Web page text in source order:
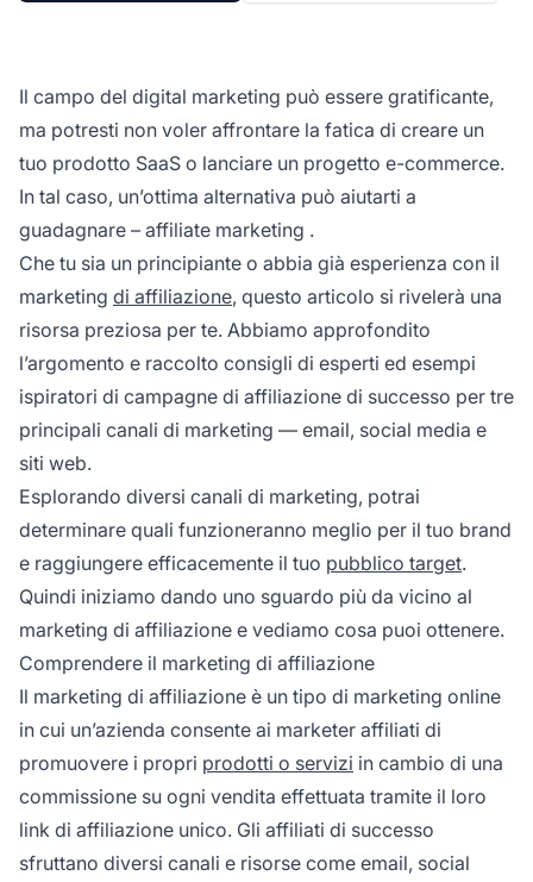
Il campo del digital marketing può essere gratificante,
ma potresti non voler affrontare la fatica di creare un
tuo prodotto SaaS o lanciare un progetto e-commerce.
In tal caso, un’ottima alternativa può aiutarti a
guadagnare – affiliate marketing .
Che tu sia un principiante o abbia già esperienza con il
marketing di affiliazione, questo articolo si rivelerà una
risorsa preziosa per te. Abbiamo approfondito
l’argomento e raccolto consigli di esperti ed esempi
ispiratori di campagne di affiliazione di successo per tre
principali canali di marketing — email, social media e
siti web.
Esplorando diversi canali di marketing, potrai
determinare quali funzioneranno meglio per il tuo brand
e raggiungere efficacemente il tuo pubblico target.
Quindi iniziamo dando uno sguardo più da vicino al
marketing di affiliazione e vediamo cosa puoi ottenere.
Comprendere il marketing di affiliazione
Il marketing di affiliazione è un tipo di marketing online
in cui un’azienda consente ai marketer affiliati di
promuovere i propri prodotti o servizi in cambio di una
commissione su ogni vendita effettuata tramite il loro
link di affiliazione unico. Gli affiliati di successo
sfruttano diversi canali e risorse come email, social